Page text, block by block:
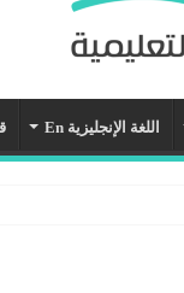
اللغة الإنجليزية En